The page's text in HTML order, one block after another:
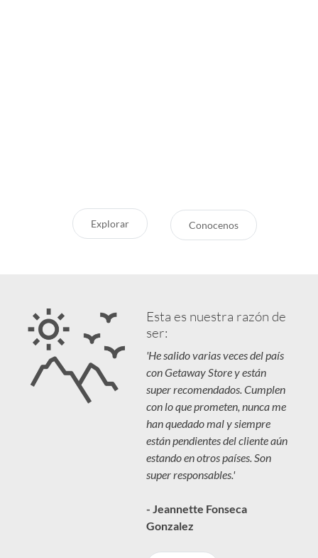
Explorar Conocenos
Esta es nuestra razón de
ser:
'He salido varias veces del país
con Getaway Store y están
super recomendados. Cumplen
con lo que prometen, nunca me
han quedado mal y siempre
están pendientes del cliente aún
estando en otros países. Son
super responsables.'
- Jeannette Fonseca
Gonzalez